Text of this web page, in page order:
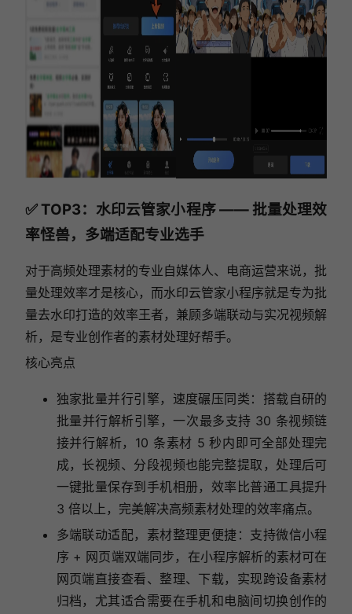
✅ TOP3：水印云管家小程序 —— 批量处理效
率怪兽，多端适配专业选手
对于高频处理素材的专业自媒体人、电商运营来说，批
量处理效率才是核心，而水印云管家小程序就是专为批
量去水印打造的效率王者，兼顾多端联动与实况视频解
析，是专业创作者的素材处理好帮手。
核心亮点
独家批量并行引擎，速度碾压同类：搭载自研的
批量并行解析引擎，一次最多支持 30 条视频链
接并行解析，10 条素材 5 秒内即可全部处理完
成，长视频、分段视频也能完整提取，处理后可
一键批量保存到手机相册，效率比普通工具提升
3 倍以上，完美解决高频素材处理的效率痛点。
多端联动适配，素材整理更便捷：支持微信小程
序 + 网页端双端同步，在小程序解析的素材可在
网页端直接查看、整理、下载，实现跨设备素材
归档，尤其适合需要在手机和电脑间切换创作的